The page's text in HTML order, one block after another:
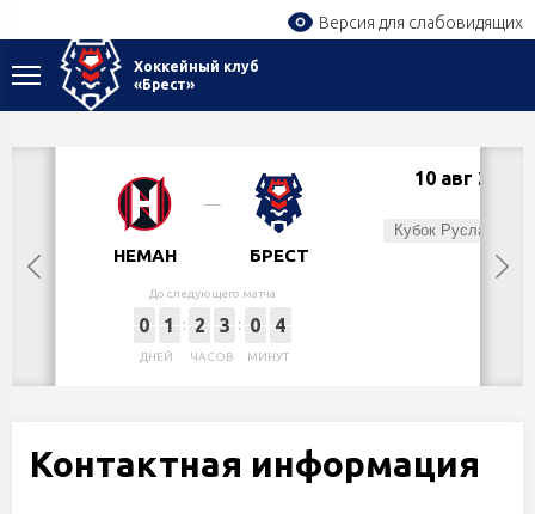
Версия для слабовидящих
Хоккейный клуб
«Брест»
НЕМАН БРЕСТ
До следующего матча
0 1
ДНЕЙ
2 3
ЧАСОВ
0 4
МИНУТ
10 авг 2026
Контактная информация